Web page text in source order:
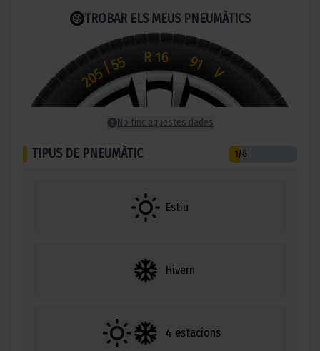
TROBAR ELS MEUS PNEUMÀTICS
No tinc aquestes dades
TIPUS DE PNEUMÀTIC 1 /6
Estiu
Hivern
4 estacions